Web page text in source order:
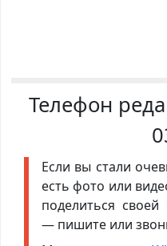
Телефон
Если вы стали
есть фото или
поделиться
— пишите или